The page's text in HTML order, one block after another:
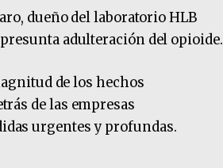
dueño del laboratorio HLB
adulteración del opioide.
de los hechos
de las empresas
urgentes y profundas.